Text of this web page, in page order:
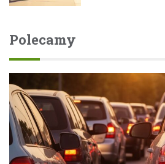
Polecamy